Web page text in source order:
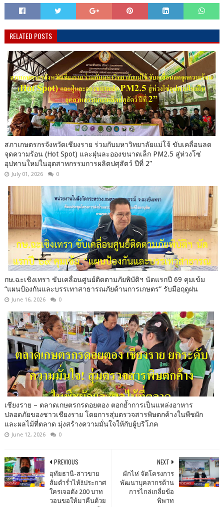
RELATED POSTS
สภาเกษตรกรจังหวัดเชียงราย ร่วมกับมหาวิทยาลัยแม่โจ้ ขับเคลื่อนลด
จุดความร้อน (Hot Spot) และฝุ่นละอองขนาดเล็ก PM2.5 สู่ห่วงโซ่
อุปทานใหม่ในอุตสาหกรรมการผลิตปศุสัตว์ ปีที่ 2”
July 01, 2026 0
กษ.ฉะเชิงเทรา ขับเคลื่อนศูนย์ติดตามภัยพิบัติฯ นัดแรกปี 69 คุมเข้ม
“แผนป้องกันและบรรเทาสาธารณภัยด้านการเกษตร” รับมือฤดูฝน
June 16, 2026 0
เชียงราย – ตลาดเกษตรกรดอยตอง ตอกย้ำการเป็นแหล่งอาหาร
ปลอดภัยของชาวเชียงราย โดยการสุ่มตรวจสารพิษตกค้างในพืชผัก
และผลไม้ที่ตลาด มุ่งสร้างความมั่นใจให้กับผู้บริโภค
June 12, 2026 0
NEXT
ผักไห่ จัดโครงการ
พัฒนา​บุคลากร​ด้าน
การไกล่เกลี่ยข้อ
พิพาท
PREVIOUS
อุทัยธานี-สาวขาย
ส้มตำร่ำไห้!!ประกาศ
ใครเจอตัง 200 บาท
วอนขอให้มาคืนด้วย